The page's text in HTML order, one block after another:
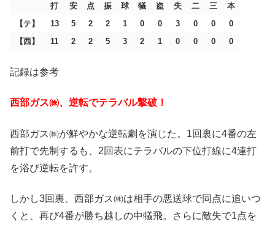
打 安 点 振 球 犠 盗 失 二 三
本
【テ】
13 5 2 2 1 0 0 3 0 0
0
【西】
11 2 2 5 3 2 1 0 0 0 0
記録は参考
西部ガス㈱、逆転でテラバル撃破！
西部ガス㈱が鮮やかな逆転劇を演じた。1回裏に4番の左
前打で先制するも、2回表にテラバルの下位打線に4連打
を浴び逆転を許す。
しかし3回裏、西部ガス㈱は相手の悪送球で同点に追いつ
くと、再び4番が勝ち越しの中犠飛。さらに敵失で1点を